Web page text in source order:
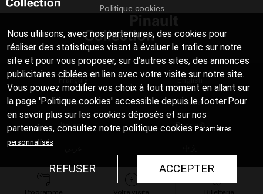
Politique cookies
Français English
Deutsch Español
Italiano Русский
日本語
Programme Votre visite Billetterie
Nous utilisons, avec nos partenaires, des cookies pour
réaliser des statistiques visant à évaluer le trafic sur notre
site et pour vous proposer, sur d’autres sites, des annonces
publicitaires ciblées en lien avec votre visite sur notre site.
Vous pouvez modifier vos choix à tout moment en allant sur
la page 'Politique cookies' accessible depuis le footer.Pour
en savoir plus sur les cookies déposés et sur nos
partenaires, consultez notre politique cookies Paramètres
personnalisés
ACCEPTER
REFUSER